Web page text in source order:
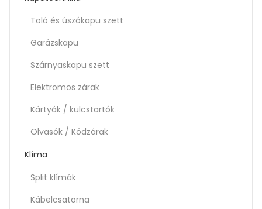
Toló és úszókapu szett
Garázskapu
Szárnyaskapu szett
Elektromos zárak
Kártyák / kulcstartók
Olvasók / Kódzárak
Klíma
Split klímák
Kábelcsatorna